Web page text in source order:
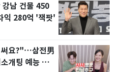
남 건물 450
익 280억 '잭팟'
써요?"…삼전男
개팅 예능 화